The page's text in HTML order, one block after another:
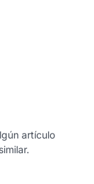
artículo